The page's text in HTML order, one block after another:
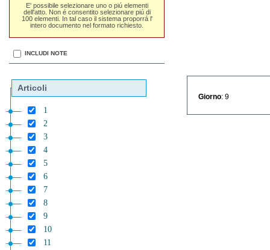
E' possibile selezionare uno o piú elementi
dell'atto. Non é consentito selezionare piú di
100 elementi. In tal caso il sistema proporrá l'
intero documento nel formato richiesto.
INCLUDI NOTE
Articoli
1
2
3
4
5
6
7
8
9
10
11
Giorno : 9